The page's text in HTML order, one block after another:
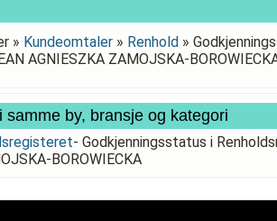
» Kundeomtaler » Renhold »
AGNIESZKA ZAMOJSKA-
samme by, bransje og kategori
- Godkjenningsstatus i
BOROWIECKA